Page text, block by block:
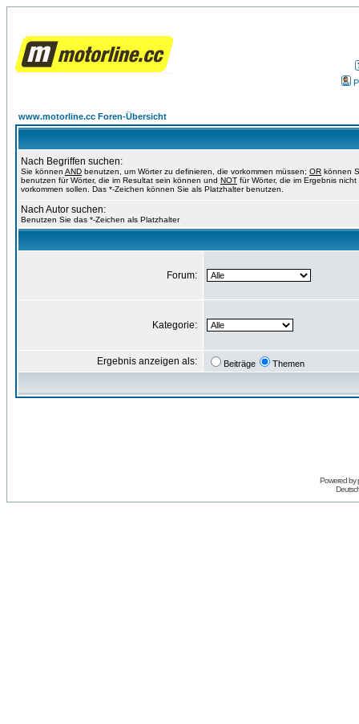
www.motorline.cc Foren-Übersicht
Nach Begriffen suchen:
Sie können AND benutzen, um Wörter zu definieren, die vorkommen müssen; OR können
benutzen für Wörter, die im Resultat sein können und NOT für Wörter, die im Ergebnis nicht
vorkommen sollen. Das *-Zeichen können Sie als Platzhalter benutzen.
Nach Autor suchen:
Benutzen Sie das *-Zeichen als Platzhalter
Forum:
Kategorie:
Ergebnis anzeigen als: Beiträge Themen
Powered by